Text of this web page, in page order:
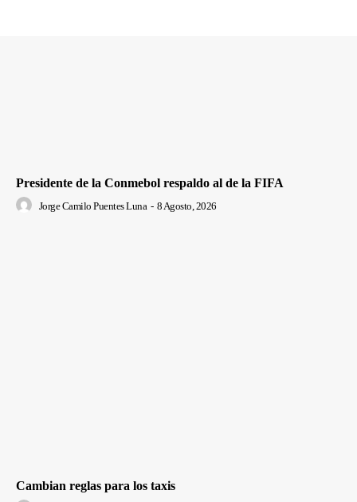
Presidente de la Conmebol respaldo al de la FIFA
Jorge Camilo Puentes Luna - 8 Agosto, 2026
Cambian reglas para los taxis